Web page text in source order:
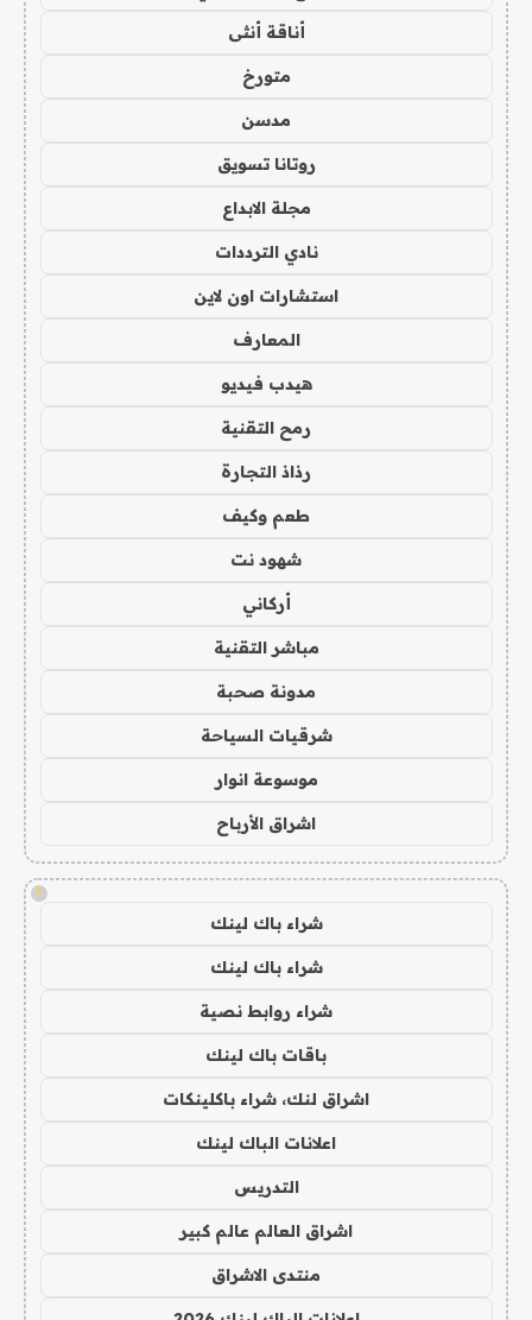
أناقة أنثى
متورخ
مدسن
روتانا تسويق
مجلة الابداع
نادي الترددات
استشارات اون لاين
المعارف
هيدب فيديو
رمح التقنية
رذاذ التجارة
طعم وكيف
شهود نت
أركاني
مباشر التقنية
مدونة صحبة
شرقيات السياحة
موسوعة انوار
اشراق الأرباح
!
شراء باك لينك
شراء باك لينك
شراء روابط نصية
باقات باك لينك
اشراق لنك، شراء باكلينكات
اعلانات الباك لينك
التدريس
اشراق العالم عالم كبير
منتدى الاشراق